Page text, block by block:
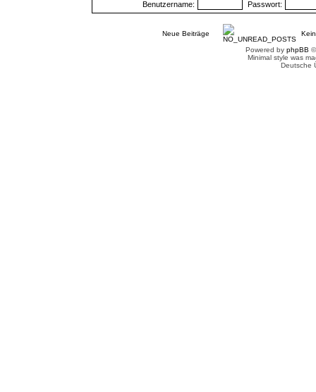
Benutzername: Passwort:
Neue Beiträge
Powered by phpBB
Minimal style was
Deutsche